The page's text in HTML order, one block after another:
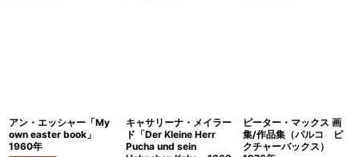
アン・エッシャー「My
own easter book」
1960年
キャサリーナ・メイラー
ド「Der Kleine Herr
Pucha und sein
ピーター・マックス 画
集/作品集（パルコ ピ
クチャーバックス）